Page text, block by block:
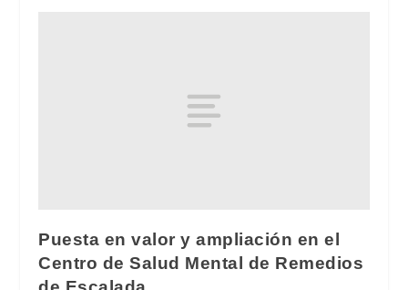
Puesta en valor y ampliación en el
Centro de Salud Mental de Remedios